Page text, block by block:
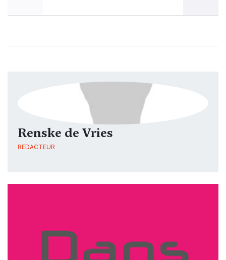
Renske de Vries
REDACTEUR